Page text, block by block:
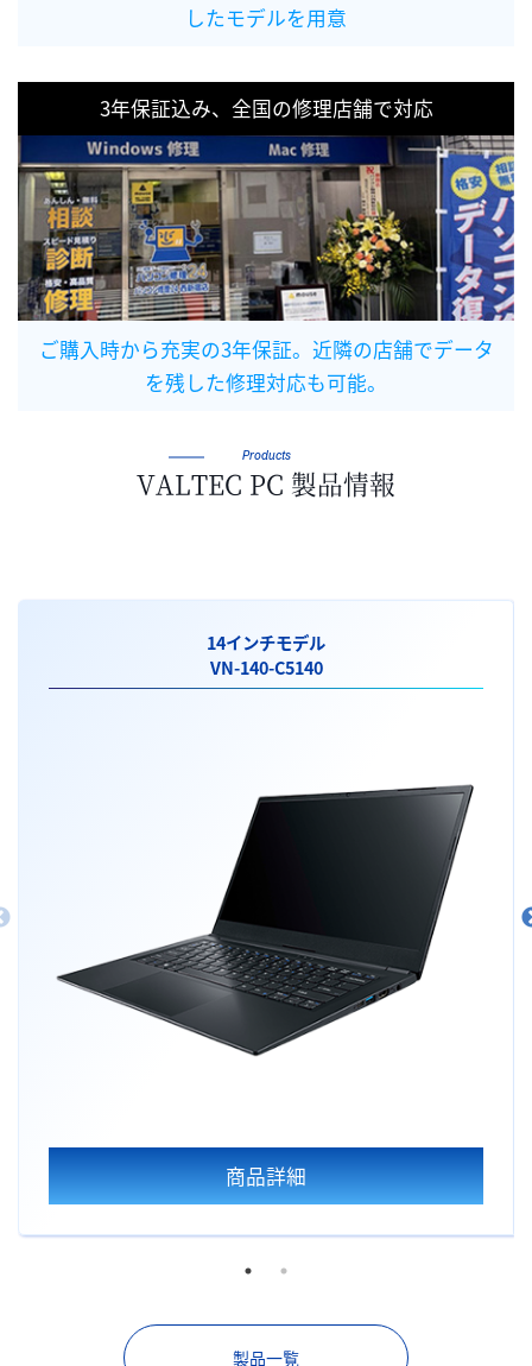
したモデルを用意
3年保証込み、全国の修理店舗で対応
ご購入時から充実の3年保証。近隣の店舗でデータ
を残した修理対応も可能。
Products
VALTEC PC 製品情報
14インチモデル
VN-140-C5140
商品詳細
製品一覧